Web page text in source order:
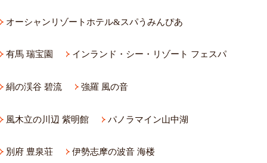
オーシャンリゾートホテル&スパうみんぴあ
有馬 瑞宝園 インランド・シー・リゾート フェスパ
絹の渓谷 碧流 強羅 風の音
風木立の川辺 紫明館 パノラマイン山中湖
別府 豊泉荘 伊勢志摩の波音 海楼